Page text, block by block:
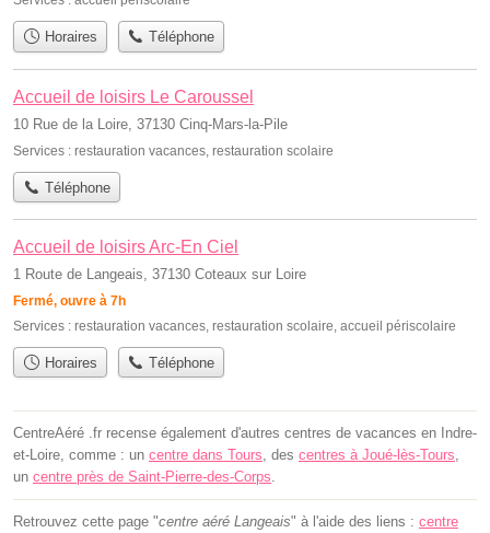
Horaires Téléphone
Accueil de loisirs Le Caroussel
10 Rue de la Loire, 37130 Cinq-Mars-la-Pile
Services : restauration vacances restauration scolaire
Téléphone
Accueil de loisirs Arc-En Ciel
1 Route de Langeais, 37130 Coteaux sur Loire
Fermé, ouvre à 7h
Services : restauration vacances, restauration scolaire, accueil périscolaire
Horaires Téléphone
CentreAéré .fr recense également d'autres centres de vacances en Indre-
et-Loire, comme : un centre dans Tours, des centres à Joué-lès-Tours,
un centre près de Saint-Pierre-des-Corps.
Retrouvez cette page "centre aéré Langeais" à l'aide des liens : centre